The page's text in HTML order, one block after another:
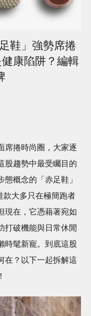
鞋」強勢席捲
康陷阱？編輯
席捲時尚圈，大家逐
股趨勢中最受矚目的
概念的「赤足鞋」
款大多只在極簡跑者
現在，它憑藉著宛如
打破機能與日常休閒
時髦新寵。到底這股
在？以下一起拆解這